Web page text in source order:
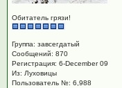
Обитатель грязи!
Группа: завсегдатый
Сообщений: 870
Регистрация: 6-December 09
Из: Луховицы
Пользователь №: 6,988